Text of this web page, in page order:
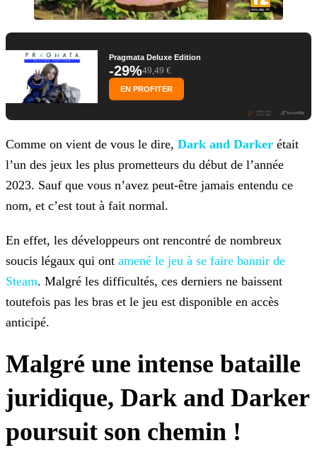
Pragmata Deluxe Edition
-29%49,49 €
EN PROFITER
Comme on vient de vous le dire, Dark and Darker était
l’un des jeux les plus prometteurs du début de l’année
2023. Sauf que vous n’avez peut-être jamais entendu ce
nom, et c’est tout à fait normal.
En effet, les développeurs ont rencontré de nombreux
soucis légaux qui ont amené le jeu à se faire bannir de
Steam. Malgré les difficultés, ces derniers ne baissent
toutefois pas les bras et le jeu est disponible en accès
anticipé.
Malgré une intense bataille
juridique, Dark and Darker
poursuit son chemin !